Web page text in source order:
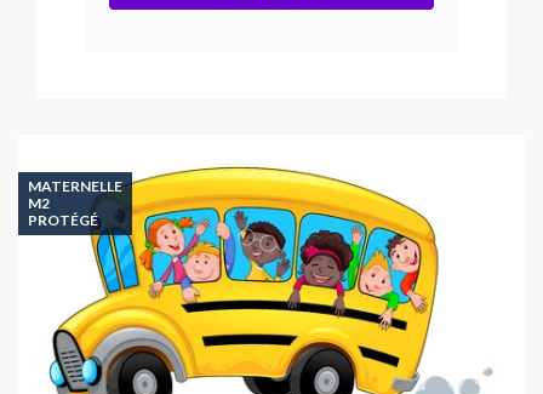
MATERNELLE
M2
PROTÉGÉ